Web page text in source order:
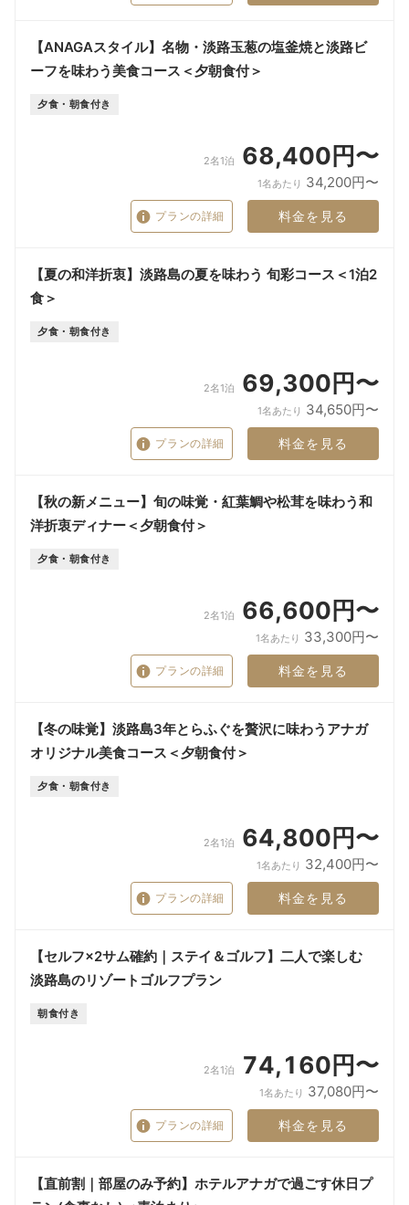
【ANAGAスタイル】名物・淡路玉葱の塩釜焼と淡路ビ
ーフを味わう美食コース＜夕朝食付＞
夕食・朝食付き
2名1泊 68,400円〜
1名あたり 34,200円〜
プランの詳細 料金を見る
【夏の和洋折衷】淡路島の夏を味わう 旬彩コース＜1泊2
食＞
夕食・朝食付き
2名1泊 69,300円〜
1名あたり 34,650円〜
プランの詳細 料金を見る
【秋の新メニュー】旬の味覚・紅葉鯛や松茸を味わう和
洋折衷ディナー＜夕朝食付＞
夕食・朝食付き
2名1泊 66,600円〜
1名あたり 33,300円〜
プランの詳細 料金を見る
【冬の味覚】淡路島3年とらふぐを贅沢に味わうアナガ
オリジナル美食コース＜夕朝食付＞
夕食・朝食付き
2名1泊 64,800円〜
1名あたり 32,400円〜
プランの詳細 料金を見る
【セルフ×2サム確約｜ステイ＆ゴルフ】二人で楽しむ
淡路島のリゾートゴルフプラン
朝食付き
2名1泊 74,160円〜
1名あたり 37,080円〜
プランの詳細 料金を見る
【直前割｜部屋のみ予約】ホテルアナガで過ごす休日プ